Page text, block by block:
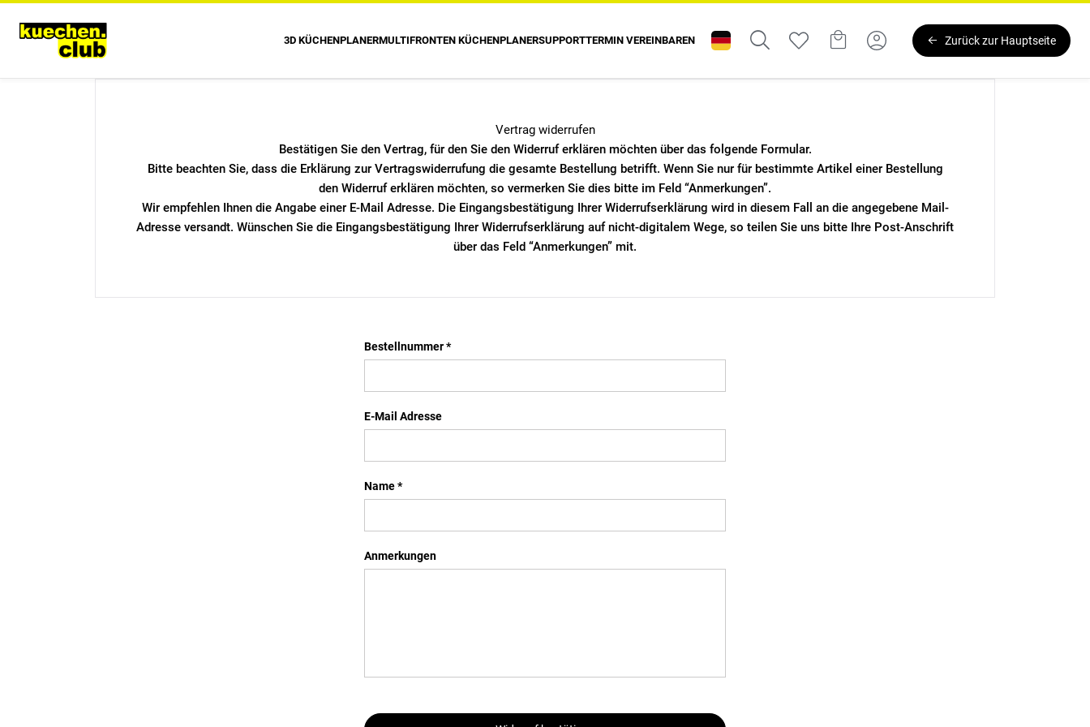
3D KÜCHENPLANERMULTIFRONTEN KÜCHENPLANERSUPPORTTERMIN VEREINBAREN Zurück zur Hauptseite
Vertrag widerrufen
Bestätigen Sie den Vertrag, für den Sie den Widerruf erklären möchten über das folgende Formular.
Bitte beachten Sie, dass die Erklärung zur Vertragswiderrufung die gesamte Bestellung betrifft. Wenn Sie nur für bestimmte Artikel einer Bestellung
den Widerruf erklären möchten, so vermerken Sie dies bitte im Feld “Anmerkungen”.
Wir empfehlen Ihnen die Angabe einer E-Mail Adresse. Die Eingangsbestätigung Ihrer Widerrufserklärung wird in diesem Fall an die angegebene Mail-
Adresse versandt. Wünschen Sie die Eingangsbestätigung Ihrer Widerrufserklärung auf nicht-digitalem Wege, so teilen Sie uns bitte Ihre Post-Anschrift
über das Feld “Anmerkungen” mit.
Bestellnummer *
E-Mail Adresse
Name *
Anmerkungen